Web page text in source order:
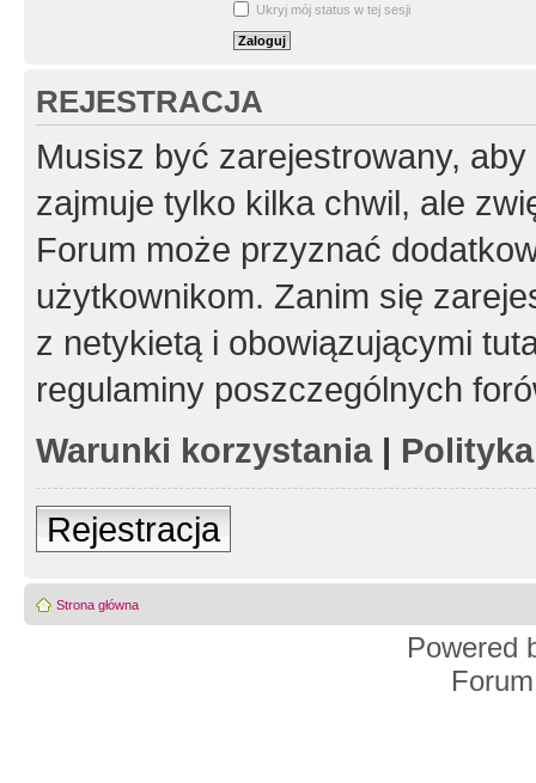
Ukryj mój status w tej sesji
REJESTRACJA
Musisz być zarejestrowany,
zajmuje tylko kilka chwil, ale
Forum może przyznać
użytkownikom. Zanim się
z netykietą i obowiązującymi
regulaminy poszczególnych
Warunki korzystania|
Rejestracja
Strona główna
Powered